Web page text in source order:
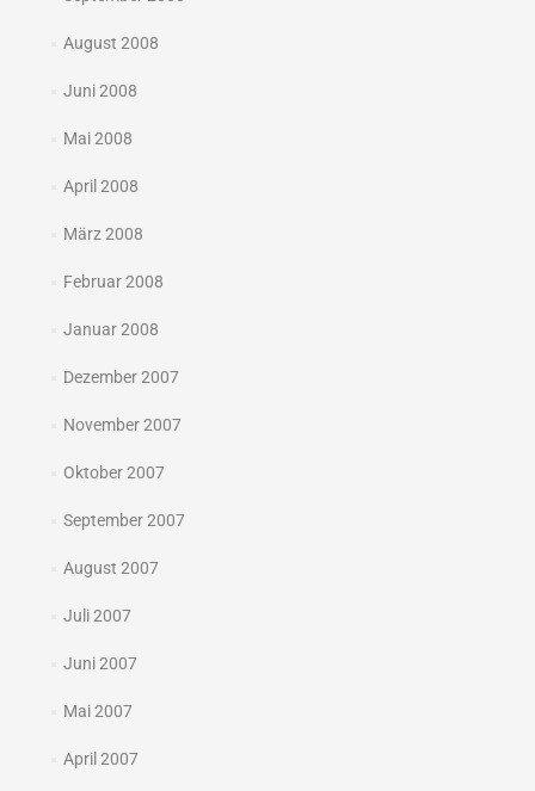
August 2008
Juni 2008
Mai 2008
April 2008
März 2008
Februar 2008
Januar 2008
Dezember 2007
November 2007
Oktober 2007
September 2007
August 2007
Juli 2007
Juni 2007
Mai 2007
April 2007